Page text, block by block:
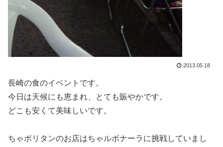
2013.05.18
長崎の食のイベントです。
今日は天候にも恵まれ、とても賑やかです。
どこも安くて美味しいです。
ちゃポリタンのお店はちゃルボナーラに挑戦していまし